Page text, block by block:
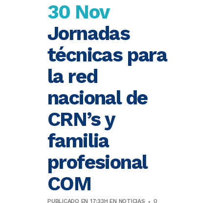
30 Nov
Jornadas
técnicas para
la red
nacional de
CRN’s y
familia
profesional
COM
PUBLICADO EN 17:33H EN NOTICIAS
0